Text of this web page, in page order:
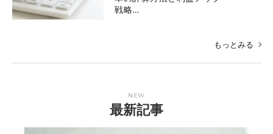
戦略…
もっとみる
NEW
最新記事